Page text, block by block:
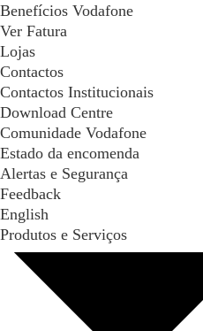
Benefícios Vodafone
Ver Fatura
Lojas
Contactos
Contactos Institucionais
Download Centre
Comunidade Vodafone
Estado da encomenda
Alertas e Segurança
Feedback
English
Produtos e Serviços